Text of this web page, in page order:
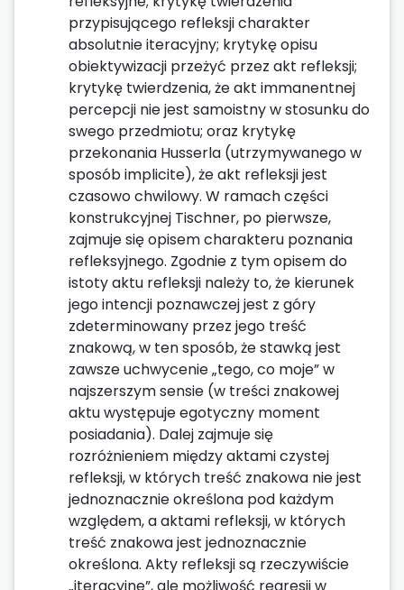
przypisującego refleksji charakter
absolutnie iteracyjny; krytykę opisu
obiektywizacji przeżyć przez akt refleksji;
krytykę twierdzenia, że akt immanentnej
percepcji nie jest samoistny w stosunku do
swego przedmiotu; oraz krytykę
przekonania Husserla (utrzymywanego w
sposób implicite), że akt refleksji jest
czasowo chwilowy. W ramach części
konstrukcyjnej Tischner, po pierwsze,
zajmuje się opisem charakteru poznania
refleksyjnego. Zgodnie z tym opisem do
istoty aktu refleksji należy to, że kierunek
jego intencji poznawczej jest z góry
zdeterminowany przez jego treść
znakową, w ten sposób, że stawką jest
zawsze uchwycenie „tego, co moje” w
najszerszym sensie (w treści znakowej
aktu występuje egotyczny moment
posiadania). Dalej zajmuje się
rozróżnieniem między aktami czystej
refleksji, w których treść znakowa nie jest
jednoznacznie określona pod każdym
względem, a aktami refleksji, w których
treść znakowa jest jednoznacznie
określona. Akty refleksji są rzeczywiście